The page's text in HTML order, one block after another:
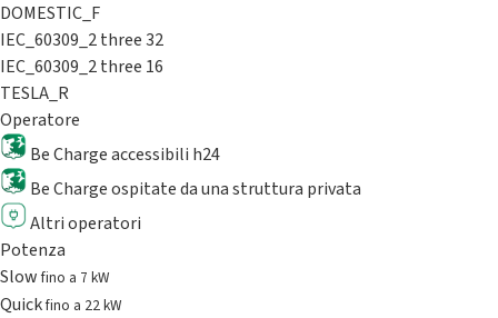
DOMESTIC_F
IEC_60309_2 three 32
IEC_60309_2 three 16
TESLA_R
Operatore
Be Charge accessibili h24
Be Charge ospitate da una struttura privata
Altri operatori
Potenza
Slowfino a 7 kW
Quickfino a 22 kW